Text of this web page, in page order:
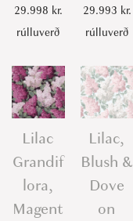
29.998 kr.
rúlluverð
29.993 kr.
rúlluverð
Lilac
Grandif
lora,
Magent
Lilac,
Blush &
Dove
on